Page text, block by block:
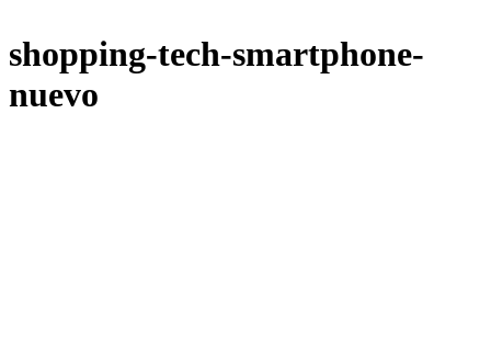
shopping-tech-smartphone-
nuevo